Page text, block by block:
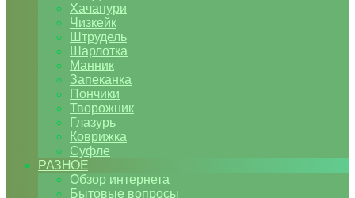
Хачапури
Чизкейк
Штрудель
Шарлотка
Манник
Запеканка
Пончики
Творожник
Глазурь
Коврижка
Суфле
РАЗНОЕ
Обзор интернета
Бытовые вопросы